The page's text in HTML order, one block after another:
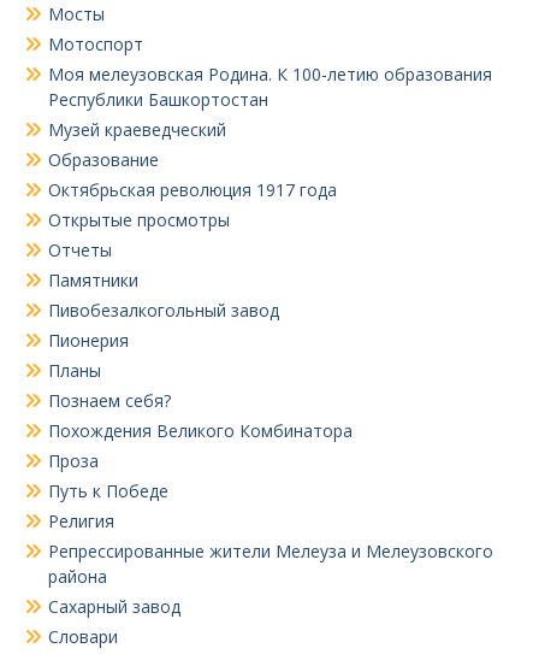
Мосты
Мотоспорт
Моя мелеузовская Родина. К 100-летию образования
Республики Башкортостан
Музей краеведческий
Образование
Октябрьская революция 1917 года
Открытые просмотры
Отчеты
Памятники
Пивобезалкогольный завод
Пионерия
Планы
Познаем себя?
Похождения Великого Комбинатора
Проза
Путь к Победе
Религия
Репрессированные жители Мелеуза и Мелеузовского
района
Сахарный завод
Словари